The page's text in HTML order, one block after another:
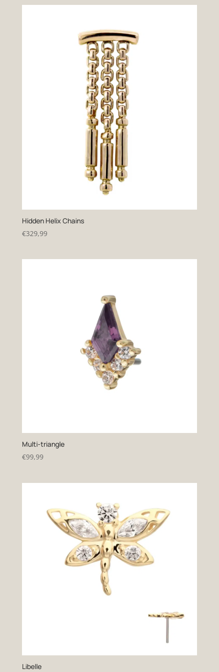
Hidden Helix Chains
€329,99
Multi-triangle
€99,99
Libelle